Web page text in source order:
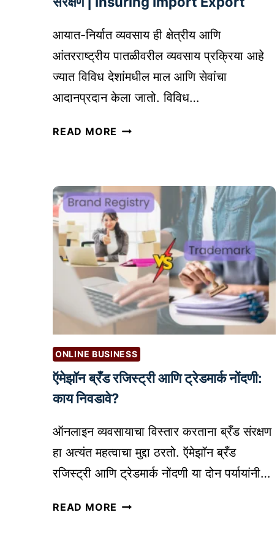
आयात-निर्यात व्यवसाय ही क्षेत्रीय आणि
आंतरराष्ट्रीय पातळीवरील व्यवसाय प्रक्रिया आहे
ज्यात विविध देशांमधील माल आणि सेवांचा
आदानप्रदान केला जातो. विविध…
READ MORE आ
नि
र्या
त
व्य
व
सा
या
ती
खी
म
आ
वि
सं
र
ण
ONLINE BUSINESS
ऍमेझॉन ब्रँड रजिस्ट्री आणि ट्रेडमार्क नोंदणी:
काय निवडावे?
ऑनलाइन व्यवसायाचा विस्तार करताना ब्रँड संरक्षण
हा अत्यंत महत्वाचा मुद्दा ठरतो. ऍमेझॉन ब्रँड
रजिस्ट्री आणि ट्रेडमार्क नोंदणी या दोन पर्यायांनी…
READ MORE